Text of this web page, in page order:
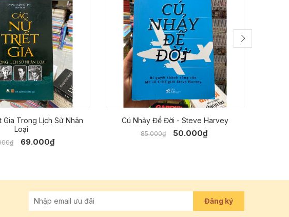
Gia Trong Lịch Sử Nhân
Loại
69.000₫
Cú Nhảy Để Đời - Steve Harvey
85.000₫ 50.000₫
Đăng ký